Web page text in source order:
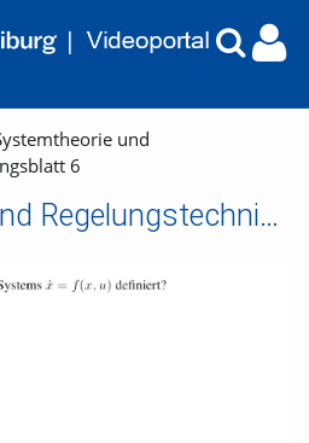
und
6
Systemtheorie und Regelungstechnik - Übungsblatt 6